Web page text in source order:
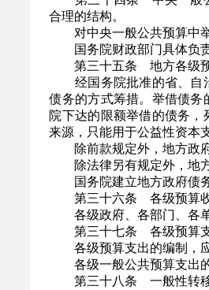
合理的结构。
对中央一般公共预算中举
国务院财政部门具体负责
第三十五条 地方各级预
经国务院批准的省、自治
债务的方式筹措。举借债务
院下达的限额举借的债务
来源，只能用于公益性资本
除前款规定外，地方政府
除法律另有规定外，地方
国务院建立地方政府债务
第三十六条 各级预算收
各级政府、各部门、各单
第三十七条 各级预算支
各级预算支出的编制，应
各级一般公共预算支出的
第三十八条 一般性转移